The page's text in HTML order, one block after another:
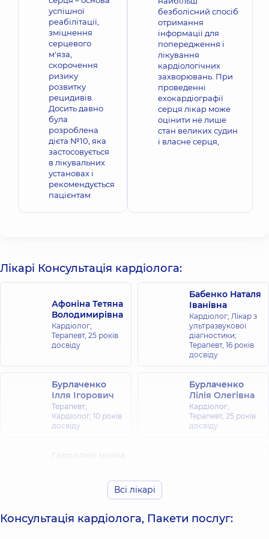
успішної
реабілітації,
зміцнення
серцевого
м'яза,
скорочення
ризику
розвитку
рецидивів.
Досить давно
була
розроблена
дієта №10, яка
застосовується
в лікувальних
установах і
рекомендується
пацієнтам
безболісний спосіб
отримання
інформації для
попередження і
лікування
кардіологічних
захворювань. При
проведенні
ехокардіографії
серця лікар може
оцінити не лише
стан великих судин
і власне серця,
Лікарі Консультація кардіолога:
Афоніна Тетяна
Володимирівна
Кардіолог;
Терапевт, 25 років
досвіду
Бабенко Наталя
Іванівна
Кардіолог; Лікар з
ультразвукової
діагностики;
Терапевт, 16 років
досвіду
Бурлаченко
Ілля Ігорович
Терапевт;
Кардіолог, 10 років
досвіду
Бурлаченко
Лілія Олегівна
Кардіолог;
Терапевт, 25 років
досвіду
Кардіолог; Лікар з
ультразвукової
з функціональної
діагностики, 12
Всі лікарі
Консультація кардіолога, Пакети послуг: